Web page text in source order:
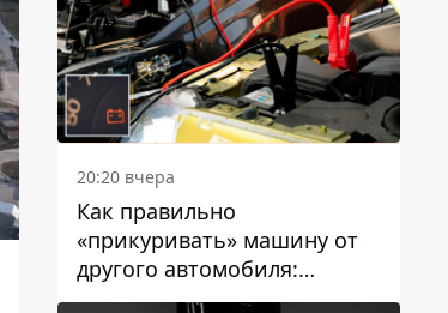
20:20 вчера
Как правильно
«прикуривать» машину от
другого автомобиля:
инструкция для водителей